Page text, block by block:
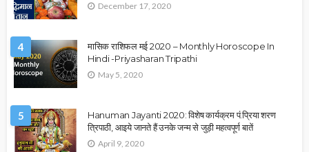
December 17, 2020
4
मासिक राशिफल मई 2020 – Monthly Horoscope In
Hindi -Priyasharan Tripathi
May 5, 2020
5
Hanuman Jayanti 2020: विशेष कार्यक्रम पं.प्रिया शरण
त्रिपाठी, आइये जानते हैं उनके जन्म से जुड़ी महत्वपूर्ण बातें
April 9, 2020